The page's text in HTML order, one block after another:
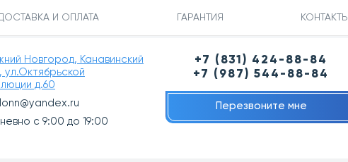
И ОПЛАТА ГАРАНТИЯ КОНТАКТЫ
Новгород, Канавинский
ул.Октябрьской
д.60
с 9:00 до 19:00
+7 (831) 424-88-84
+7 (987) 544-88-84
Перезвоните мне